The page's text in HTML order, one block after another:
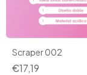
Scraper 002
€17,19